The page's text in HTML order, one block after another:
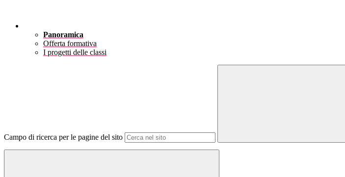
Panoramica
Offerta formativa
I progetti delle classi
Campo di ricerca per le pagine del sito